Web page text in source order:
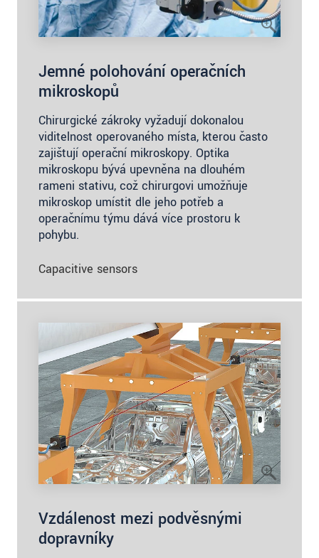
Jemné polohování operačních
mikroskopů
Chirurgické zákroky vyžadují dokonalou
viditelnost operovaného místa, kterou často
zajišťují operační mikroskopy. Optika
mikroskopu bývá upevněna na dlouhém
rameni stativu, což chirurgovi umožňuje
mikroskop umístit dle jeho potřeb a
operačnímu týmu dává více prostoru k
pohybu.
Capacitive sensors
Vzdálenost mezi podvěsnými
dopravníky